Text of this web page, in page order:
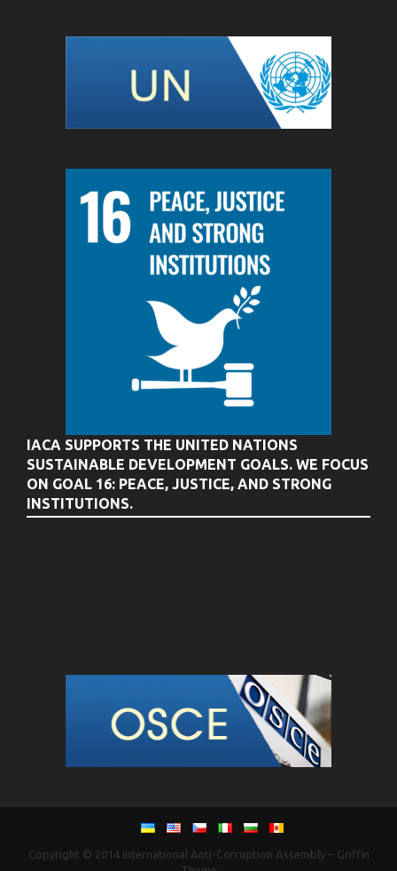
IACA SUPPORTS THE UNITED NATIONS
SUSTAINABLE DEVELOPMENT GOALS. WE FOCUS
ON GOAL 16: PEACE, JUSTICE, AND STRONG
INSTITUTIONS.
Copyright © 2014 International Anti-Corruption Assembly– Griffin